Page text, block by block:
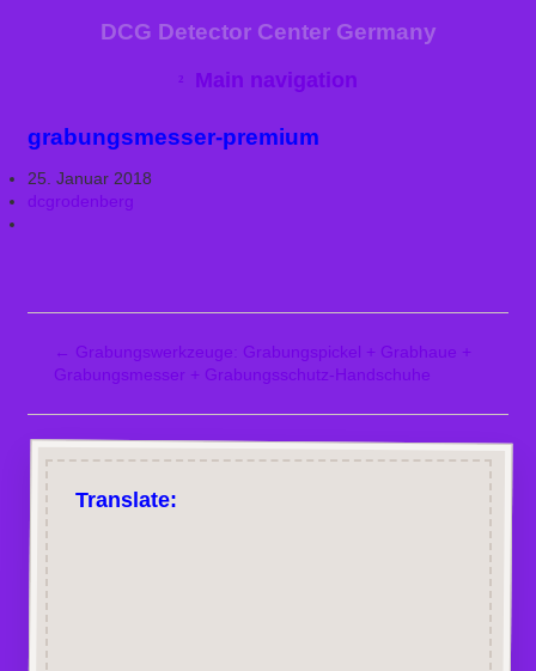
DCG Detector Center Germany
Main navigation
grabungsmesser-premium
25. Januar 2018
dcgrodenberg
← Grabungswerkzeuge: Grabungspickel + Grabhaue +
Grabungsmesser + Grabungsschutz-Handschuhe
Translate: